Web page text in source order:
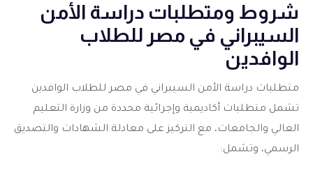
شروط ومتطلبات دراسة الأمن
السيبراني في مصر للطلاب
الوافدين
متطلبات دراسة الأمن السيبراني في مصر للطلاب الوافدين
تشمل متطلبات أكاديمية وإجرائية محددة من وزارة التعليم
العالي والجامعات، مع التركيز على معادلة الشهادات والتصديق
الرسمي، وتشمل: